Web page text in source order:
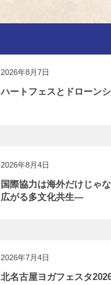
2026年8月7日
ハートフェスとドローン
2026年8月4日
国際協力は海外だけじゃ
広がる多文化共生―
2026年7月4日
北名古屋ヨガフェスタ